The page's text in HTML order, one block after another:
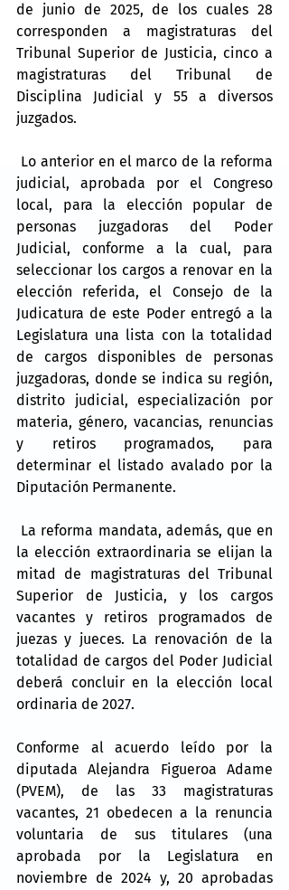
de junio de 2025, de los cuales 28
corresponden a magistraturas del
Tribunal Superior de Justicia, cinco a
magistraturas del Tribunal de
Disciplina Judicial y 55 a diversos
juzgados.
judicial, aprobada por el Congreso
local, para la elección popular de
personas juzgadoras del Poder
Judicial, conforme a la cual, para
seleccionar los cargos a renovar en la
elección referida, el Consejo de la
Judicatura de este Poder entregó a la
Legislatura una lista con la totalidad
de cargos disponibles de personas
juzgadoras, donde se indica su región,
distrito judicial, especialización por
materia, género, vacancias, renuncias
y retiros programados, para
determinar el listado avalado por la
Diputación Permanente.
la elección extraordinaria se elijan la
mitad de magistraturas del Tribunal
Superior de Justicia, y los cargos
vacantes y retiros programados de
juezas y jueces. La renovación de la
totalidad de cargos del Poder Judicial
deberá concluir en la elección local
ordinaria de 2027.
Conforme al acuerdo leído por la
diputada Alejandra Figueroa Adame
(PVEM), de las 33 magistraturas
vacantes, 21 obedecen a la renuncia
voluntaria de sus titulares (una
aprobada por la Legislatura en
noviembre de 2024 y, 20 aprobadas